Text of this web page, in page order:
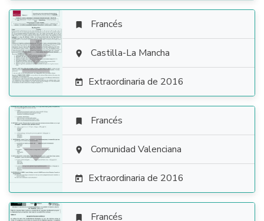

 Francés
 Castilla-La Mancha
 Extraordinaria de 2016

 Francés
 Comunidad Valenciana
 Extraordinaria de 2016
 Francés